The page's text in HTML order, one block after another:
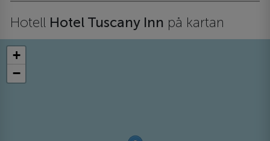
Hotell Hotel Tuscany Inn på kartan
+
−